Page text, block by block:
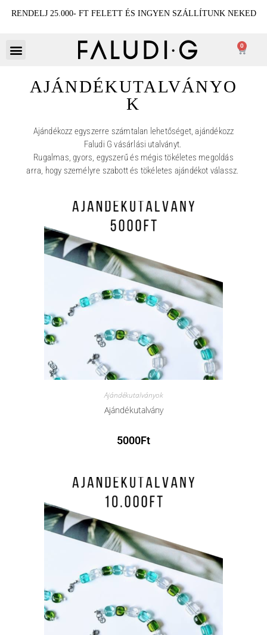
RENDELJ 25.000- FT FELETT ÉS INGYEN SZÁLLÍTUNK NEKED
0
AJÁNDÉKUTALVÁNYO
K
Ajándékozz egyszerre számtalan lehetőséget, ajándékozz
Faludi G vásárlási utalványt.
Rugalmas, gyors, egyszerű és mégis tökéletes megoldás
arra, hogy személyre szabott és tökéletes ajándékot válassz.
Ajándékutalványok
Ajándékutalvány
5000Ft